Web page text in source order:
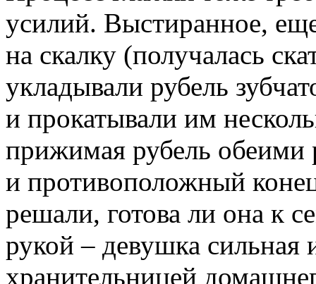
усилий. Выстиранное,
на скалку (получалась
укладывали рубель
и прокатывали им
прижимая рубель обеими
и противоположный
решали, готова ли она к
рукой – девушка сильная
хранительницей